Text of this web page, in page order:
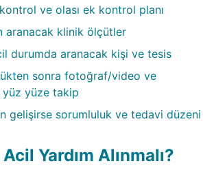
ve olası ek kontrol planı
aranacak klinik ölçütler
durumda aranacak kişi ve tesis
sonra fotoğraf/video ve
yüze takip
gelişirse sorumluluk ve tedavi düzeni
Yardım Alınmalı?